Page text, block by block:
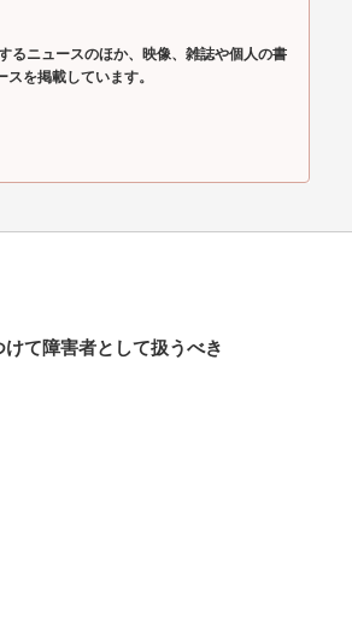
るニュースのほか、映像、雑誌や個人の書
を掲載しています。
て障害者として扱うべき